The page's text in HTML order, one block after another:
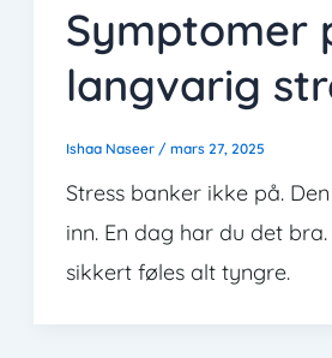
Symptomer
langvarig
Ishaa Naseer / mars 27, 2025
Stress banker ikke på.
inn. En dag har du det
sikkert føles alt tyngre.